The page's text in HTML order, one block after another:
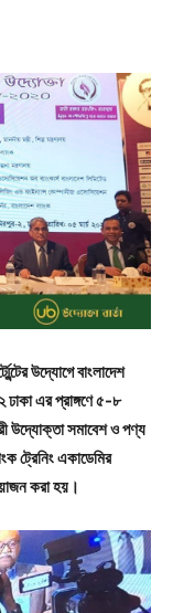
উদ্যোগে বাংলাদেশ
ঢাকা এর প্রাঙ্গণে ৫-৮
উদ্যোক্তা সমাবেশ ও পণ্য
ট্রেনিং একাডেমির
করা হয়।